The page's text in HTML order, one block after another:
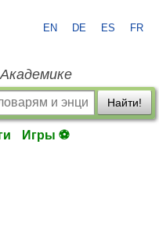
EN DE ES FR
Найти!
Игры ⚽